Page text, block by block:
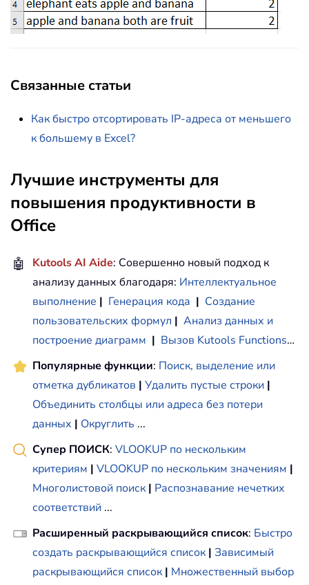
Связанные статьи
Как быстро отсортировать IP-адреса от меньшего
к большему в Excel?
Лучшие инструменты для
повышения продуктивности в
Office
🤖 Kutools AI Aide: Совершенно новый подход к
анализу данных благодаря: Интеллектуальное
выполнение | Генерация кода | Создание
пользовательских формул | Анализ данных и
построение диаграмм | Вызов Kutools Functions…
Популярные функции: Поиск, выделение или
отметка дубликатов | Удалить пустые строки |
Объединить столбцы или адреса без потери
данных | Округлить ...
Супер ПОИСК: VLOOKUP по нескольким
критериям | VLOOKUP по нескольким значениям |
Многолистовой поиск | Распознавание нечетких
соответствий ...
Расширенный раскрывающийся список: Быстро
создать раскрывающийся список | Зависимый
раскрывающийся список | Множественный выбор